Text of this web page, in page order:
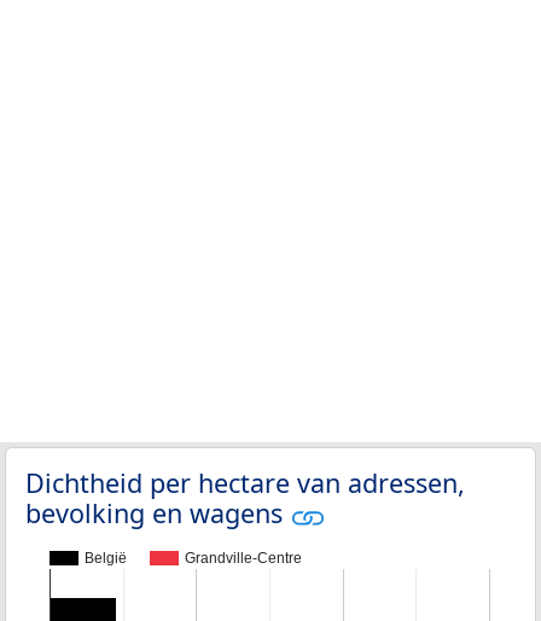
Dichtheid per hectare van adressen,
bevolking en wagens
België Grandville-Centre